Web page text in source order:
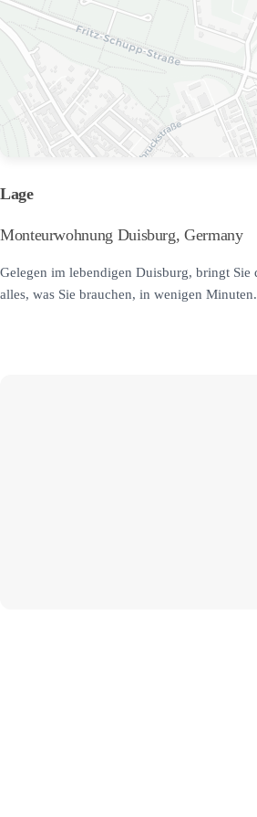
Lage
Monteurwohnung Duisburg, Germany
Gelegen im lebendigen Duisburg, bringt
alles, was Sie brauchen, in wenigen Minuten.